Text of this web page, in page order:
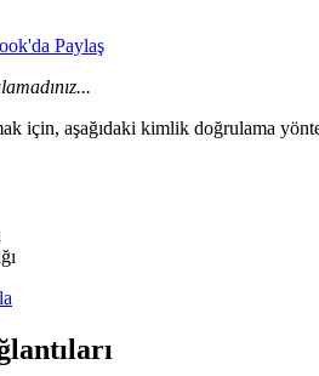
Paylaş
için, aşağıdaki kimlik doğrulama